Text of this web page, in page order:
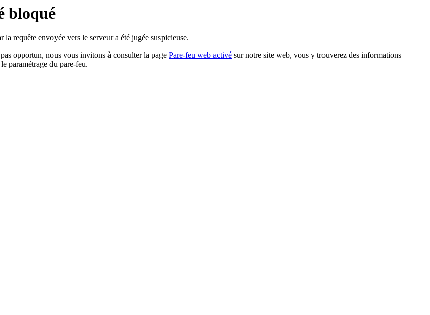
bloqué
requête envoyée vers le serveur a été jugée suspicieuse.
opportun, nous vous invitons à consulter la page Pare-feu web activé sur notre site web, vous y trouverez des informations
paramétrage du pare-feu.